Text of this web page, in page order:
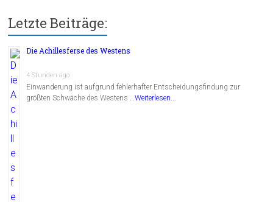
Letzte Beiträge:
Die Achillesferse des Westens
4 Stunden ago
Einwanderung ist aufgrund fehlerhafter Entscheidungsfindung zur
größten Schwäche des Westens …Weiterlesen...